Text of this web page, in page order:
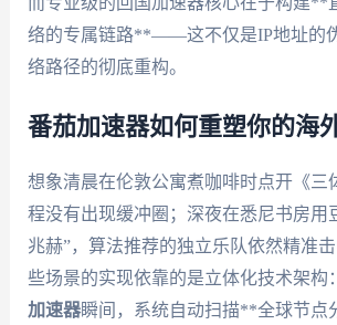
络的专属链路**——这不仅是IP地址的
络路径的彻底重构。
番茄加速器如何重塑你的海
想象清晨在伦敦公寓煮咖啡时点开《三
程没有出现缓冲圈；深夜在悉尼书房用
兆赫”，算法推荐的独立乐队依然精准
些场景的实现依靠的是立体化技术架构
加速器瞬间，系统自动扫描**全球节点